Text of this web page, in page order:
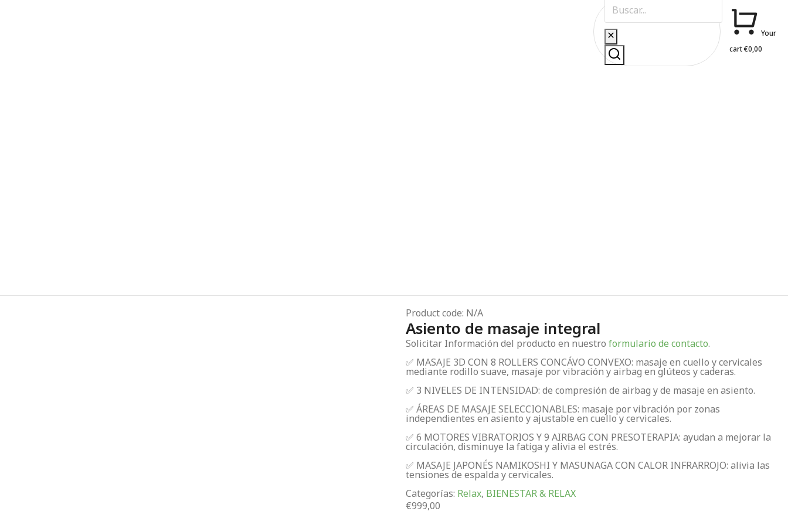
Your
cart€0,00
Product code: N/A
Asiento de masaje integral
Solicitar Información del producto en nuestro formulario de contacto.
✅ MASAJE 3D CON 8 ROLLERS CONCÁVO CONVEXO: masaje en cuello y cervicales
mediante rodillo suave, masaje por vibración y airbag en glúteos y caderas.
✅ 3 NIVELES DE INTENSIDAD: de compresión de airbag y de masaje en asiento.
✅ ÁREAS DE MASAJE SELECCIONABLES: masaje por vibración por zonas
independientes en asiento y ajustable en cuello y cervicales.
✅ 6 MOTORES VIBRATORIOS Y 9 AIRBAG CON PRESOTERAPIA: ayudan a mejorar la
circulación, disminuye la fatiga y alivia el estrés.
✅ MASAJE JAPONÉS NAMIKOSHI Y MASUNAGA CON CALOR INFRARROJO: alivia las
tensiones de espalda y cervicales.
Categorías: Relax, BIENESTAR & RELAX
€999,00